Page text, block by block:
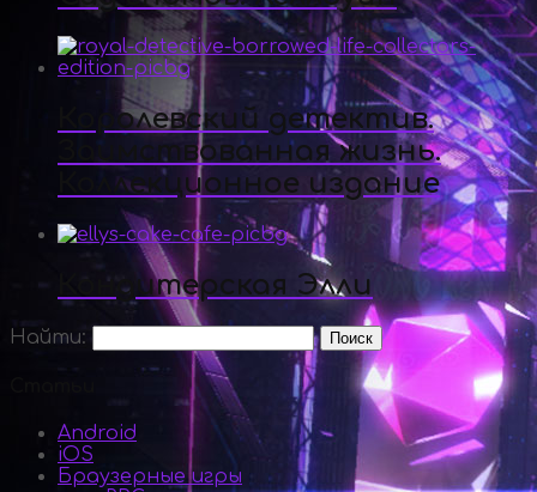
Королевский детектив.
Заимствованная жизнь.
Коллекционное издание
Кондитерская Элли
Найти:
Android
iOS
Браузерные игры